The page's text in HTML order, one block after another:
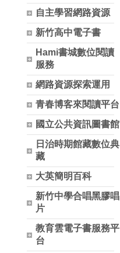
自主學習網路資源
新竹高中電子書
Hami書城數位閱讀
服務
網路資源探索運用
青春博客來閱讀平台
國立公共資訊圖書館
日治時期館藏數位典
藏
大英簡明百科
新竹中學合唱黑膠唱
片
教育雲電子書服務平
台